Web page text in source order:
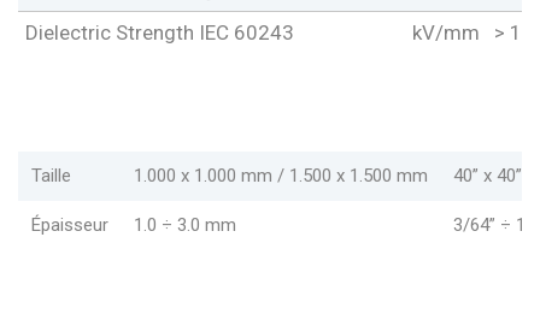
Dielectric Strength IEC 60243
kV/mm > 16
Taille 1.000 x 1.000 mm / 1.500 x 1.500 mm 40” x 40” /
Épaisseur 1.0 ÷ 3.0 mm 3/64” ÷ 1/